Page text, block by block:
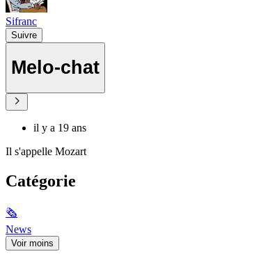
Sifranc
Suivre
Melo-chat
il y a 19 ans
Il s'appelle Mozart
Catégorie
🗞
News
Voir moins